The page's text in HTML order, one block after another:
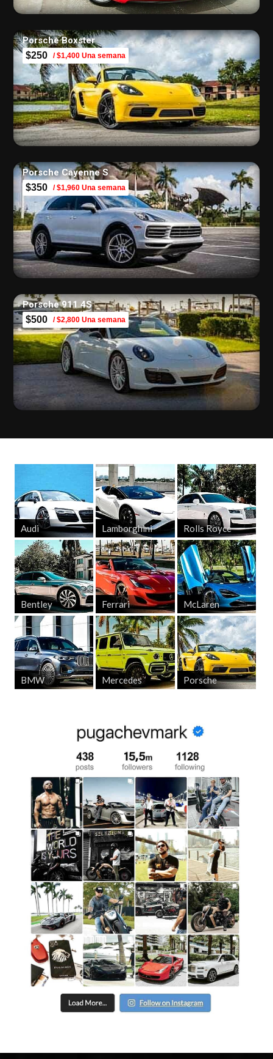
Porsche Boxster
$250 / $1,400 Una semana
Porsche Cayenne S
$350 / $1,960 Una semana
Porsche 911 4S
$500 / $2,800 Una semana
Audi Lamborghini Rolls Royce
Bentley Ferrari McLaren
BMW Mercedes Porsche